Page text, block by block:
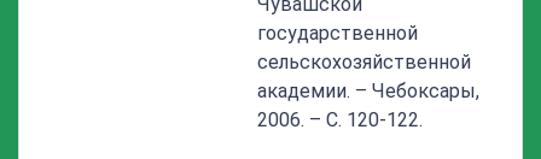
государственной
сельскохозяйственной
академии. – Чебоксары,
2006. – С. 120-122.